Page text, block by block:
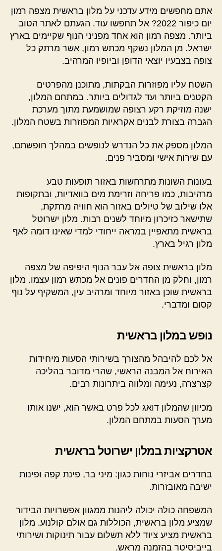
אתם מחפשים מידע עדכני על מלון בראשית מצפה רמון
יום כיפור 2022? אל תחפשו עוד. הגעתם לאתר הטוב
ביותר. מצפה רמון הוא אחד מפניני הנוף שקיימים בארץ
ישראל. מן המלון נשקף מכתש רמון, אשר מרתק כל
צופה בצבעיו יוצאי הדופן וביופיו המרהיב.
השטח עליו מפוזרות הבקתות, מתוכנן מהפרטים
הקטנים ביותר ועד לגדולים ביותר. במתחם המלון,
ישנה מוזיקת רקע רצופה שמושמעת מתוך מערכת
הגברה בצורת לבנים אקראיות המפוזרות בשטח המלון.
המלון מספק את כל הנדרש לנופשים במהלך חופשתם,
עם שירות אישי ומסביר פנים.
בעונות השונות מתרחשות באזור תופעות טבע
מרהיבות, כמו פריחה וזרימת מים בוואדיות, ובתקופות
אלו שילוב של טיולים באזור הוא חוויה מרתקת,
שתישאר כזיכרון מיוחד לשנים רבות. מלון ישרוטל
בראשית מתאפיין במראה ייחודי למדי שאינו דומה לאף
מלון רגיל בארץ.
מלון בראשית צופה אל עבר הנוף היפיפה של מצפה
רמון, וחלק מן החדרים פונים אל מכתש רמון עצמו. מלון
בראשית שוכן באזור מיוחד ומרהיב עין, המשקיף על נוף
קסום ומדברי.
נופש במלון בראשית
אל לכם להיבהל מהצורך בשירותי הסעות מיחידות
האירוח אל המבנה הראשי, שהרי מדובר בהליכה
קצרצרה, נעימה ומלווה ביתרונות רבים.
מכיוון שהמלון דואג לכל פרט באשר הוא, ישנו אותו
מערך הסעות במתחם המלון.
אטרקציות במלון ישרוטל בראשית
בחדרים אביזרי נוחות כגון: מיני בר, פינת קפה ופינות
ישיבה מאובזרות.
המשפחה כולה יכולה ליהנות ממגוון אפשרויות הבידור
שמציע מלון בראשית, הכוללות גם אולם קולנוע. מלון
בראשית מציע ציוד ללא תשלום עבור תינוקות ושירותי
בייביסיטר בהזמנה מראש.